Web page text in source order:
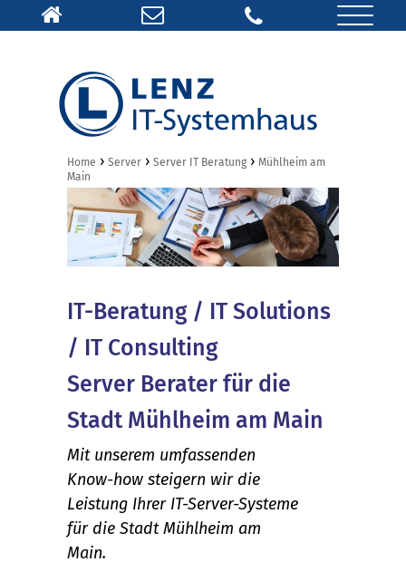
Home › Server › Server IT Beratung › Mühlheim am
Main
IT-Beratung / IT Solutions
/ IT Consulting
Server Berater für die
Stadt Mühlheim am Main
Mit unserem umfassenden
Know-how steigern wir die
Leistung Ihrer IT-Server-Systeme
für die Stadt Mühlheim am
Main.